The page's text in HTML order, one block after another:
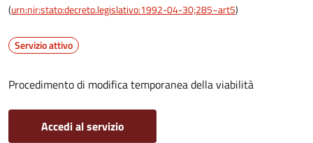
(urn:nir:stato:decreto.legislativo:1992-04-30;285~art5)
Servizio attivo
Procedimento di modifica temporanea della viabilità
Accedi al servizio